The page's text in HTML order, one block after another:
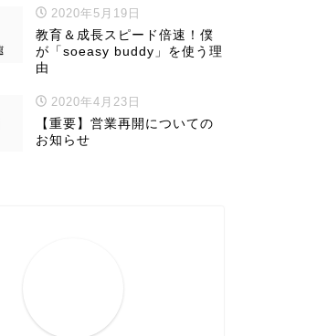
2020年5月19日
教育＆成長スピード倍速！僕
が「soeasy buddy」を使う理
由
2020年4月23日
【重要】営業再開についての
お知らせ